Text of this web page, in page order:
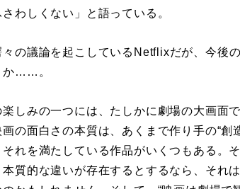
わしくない」と語っている。
の議論を起こしているNetflixだが、今後
か……。
楽しみの一つには、たしかに劇場の大画面
画の面白さの本質は、あくまで作り手の“
れを満たしている作品がいくつもある。
質的な違いが存在するとするなら、それ